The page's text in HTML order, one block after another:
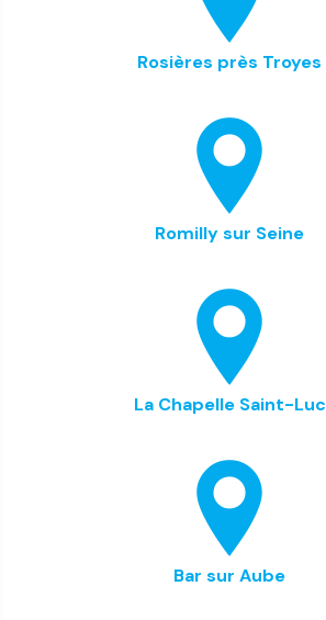
Rosières près Troyes
Romilly sur Seine
La Chapelle Saint-Luc
Bar sur Aube